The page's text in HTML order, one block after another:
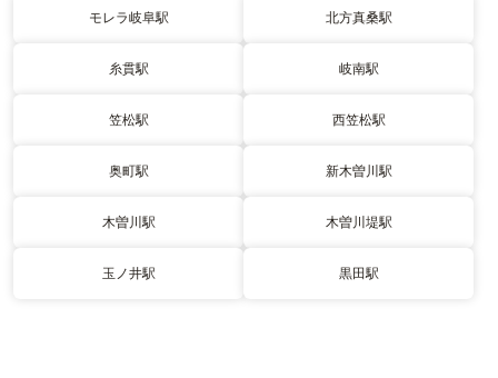
モレラ岐阜駅 北方真桑駅
糸貫駅 岐南駅
笠松駅 西笠松駅
奥町駅 新木曽川駅
木曽川駅 木曽川堤駅
玉ノ井駅 黒田駅